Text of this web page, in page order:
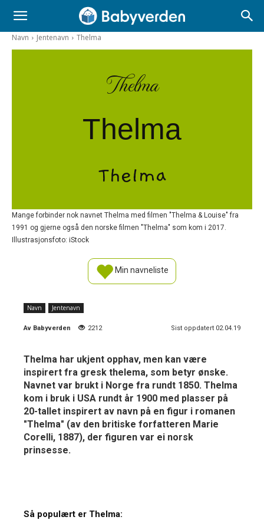
Navn Jentenavn Thelma
Thelma
Thelma
Thelma
Mange forbinder nok navnet Thelma med filmen "Thelma & Louise" fra
1991 og gjerne også den norske filmen "Thelma" som kom i 2017.
Illustrasjonsfoto: iStock
Min navneliste
Navn Jentenavn
Av Babyverden 2212 Sist oppdatert 02.04.19
Thelma har ukjent opphav, men kan være
inspirert fra gresk thelema, som betyr ønske.
Navnet var brukt i Norge fra rundt 1850. Thelma
kom i bruk i USA rundt år 1900 med plasser på
20-tallet inspirert av navn på en figur i romanen
"Thelma" (av den britiske forfatteren Marie
Corelli, 1887), der figuren var ei norsk
prinsesse.
Så populært er Thelma: